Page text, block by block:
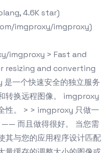
4.6K star)
imgproxy/imgproxy)
imgproxy > Fast and
resizing and converting
一个快速安全的独立服务
转换远程图像。 imgproxy
性。 > > imgproxy 只做一
而且做得很好。 当您需
其与您的应用程序设计匹配